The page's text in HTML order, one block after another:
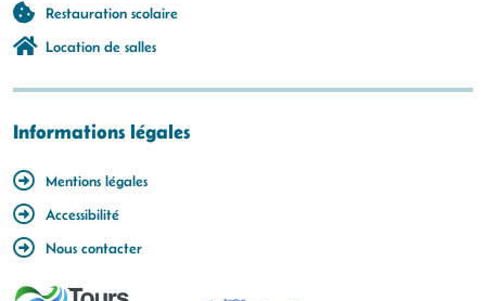
Restauration scolaire
Location de salles
Informations légales
Mentions légales
Accessibilité
Nous contacter